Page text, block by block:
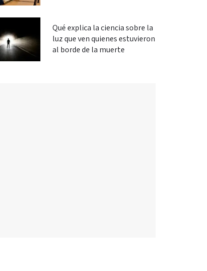
Qué explica la ciencia sobre la
luz que ven quienes estuvieron
al borde de la muerte